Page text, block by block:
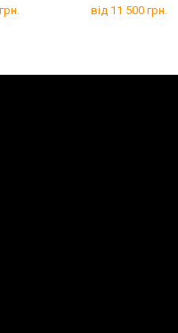
від 11 500 грн.